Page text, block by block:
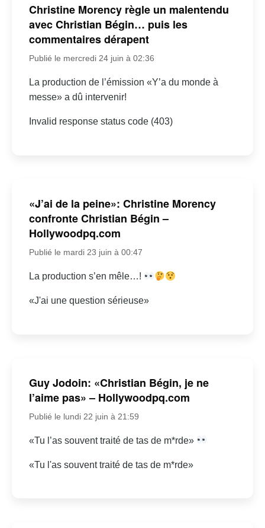
Christine Morency règle un malentendu
avec Christian Bégin… puis les
commentaires dérapent
Publié le mercredi 24 juin à 02:36
La production de l’émission «Y’a du monde à
messe» a dû intervenir!
Invalid response status code (403)
«J’ai de la peine»: Christine Morency
confronte Christian Bégin –
Hollywoodpq.com
Publié le mardi 23 juin à 00:47
La production s’en mêle…!
«J'ai une question sérieuse»
Guy Jodoin: «Christian Bégin, je ne
l’aime pas» – Hollywoodpq.com
Publié le lundi 22 juin à 21:59
«Tu l’as souvent traité de tas de m*rde»
«Tu l'as souvent traité de tas de m*rde»